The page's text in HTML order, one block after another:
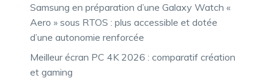
Samsung en préparation d’une Galaxy Watch «
Aero » sous RTOS : plus accessible et dotée
d’une autonomie renforcée
Meilleur écran PC 4K 2026 : comparatif création
et gaming